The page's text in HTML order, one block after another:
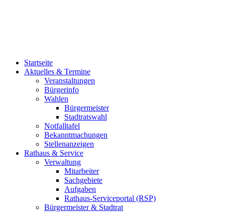
Startseite
Aktuelles & Termine
Veranstaltungen
Bürgerinfo
Wahlen
Bürgermeister
Stadtratswahl
Notfalltafel
Bekanntmachungen
Stellenanzeigen
Rathaus & Service
Verwaltung
Mitarbeiter
Sachgebiete
Aufgaben
Rathaus-Serviceportal (RSP)
Bürgermeister & Stadtrat